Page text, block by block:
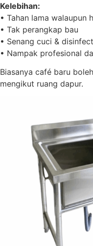
Kelebihan:
• Tahan lama walaupun
• Tak perangkap bau
• Senang cuci & disinfect
• Nampak profesional
Biasanya café baru
mengikut ruang dapur.